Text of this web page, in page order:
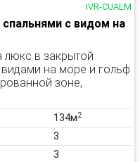
IVR-CUALM
с видом на
люкс в закрытой
на море и гольф
зоне,
134м2
3
3